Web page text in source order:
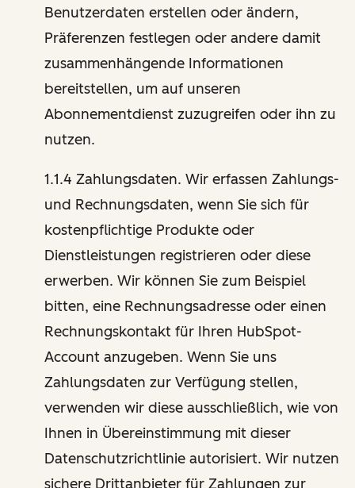
Benutzerdaten erstellen oder ändern,
Präferenzen festlegen oder andere damit
zusammenhängende Informationen
bereitstellen, um auf unseren
Abonnementdienst zuzugreifen oder ihn zu
nutzen.
1.1.4 Zahlungsdaten. Wir erfassen Zahlungs-
und Rechnungsdaten, wenn Sie sich für
kostenpflichtige Produkte oder
Dienstleistungen registrieren oder diese
erwerben. Wir können Sie zum Beispiel
bitten, eine Rechnungsadresse oder einen
Rechnungskontakt für Ihren HubSpot-
Account anzugeben. Wenn Sie uns
Zahlungsdaten zur Verfügung stellen,
verwenden wir diese ausschließlich, wie von
Ihnen in Übereinstimmung mit dieser
Datenschutzrichtlinie autorisiert. Wir nutzen
sichere Drittanbieter für Zahlungen zur